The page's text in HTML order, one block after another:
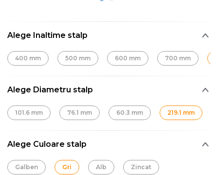
Alege Inaltime stalp
400 mm 500 mm 600 mm 700 mm
Alege Diametru stalp
101.6 mm 76.1 mm 60.3 mm 219.1 mm
Alege Culoare stalp
Galben Gri Alb Zincat